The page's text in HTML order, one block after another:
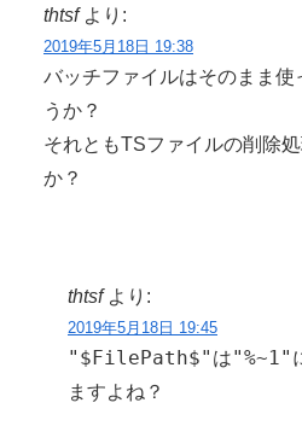
thtsf より:
2019年5月18日 19:38
バッチファイルはそのまま使
うか？
それともTSファイルの削除
か？
thtsf より:
2019年5月18日 19:45
"$FilePath$" は"%~1"
ますよね？